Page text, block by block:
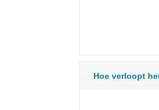
Hoe verloopt